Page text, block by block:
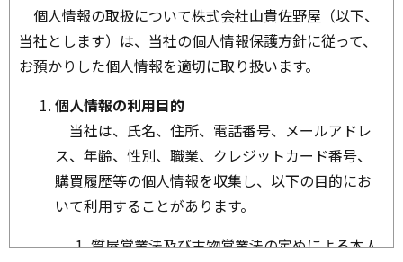
個人情報の取扱について株式会社山貴佐野屋（以下、
当社とします）は、当社の個人情報保護方針に従って、
お預かりした個人情報を適切に取り扱います。
個人情報の利用目的
当社は、氏名、住所、電話番号、メールアドレ
ス、年齢、性別、職業、クレジットカード番号、
購買履歴等の個人情報を収集し、以下の目的にお
いて利用することがあります。
質屋営業法及び古物営業法の定めによる本人